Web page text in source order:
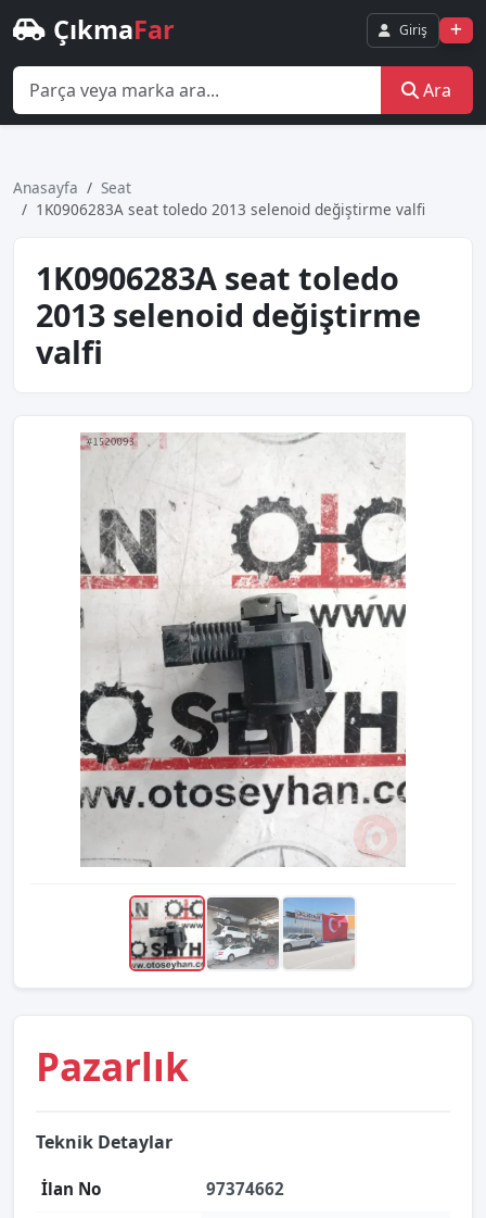
ÇıkmaFar Giriş
Ara
Anasayfa
Seat
1K0906283A seat toledo 2013 selenoid değiştirme valfi
1K0906283A seat toledo
2013 selenoid değiştirme
valfi
Pazarlık
Teknik Detaylar
İlan No 97374662